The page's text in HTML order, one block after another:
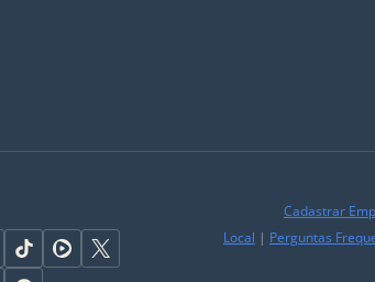
Cadastrar
Local | Perguntas